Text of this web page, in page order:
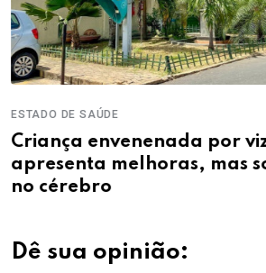
ESTADO DE SAÚDE
Criança envenenada por
apresenta melhoras, mas
no cérebro
Dê sua opinião: